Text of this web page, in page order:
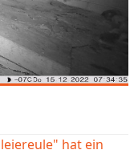
hat ein